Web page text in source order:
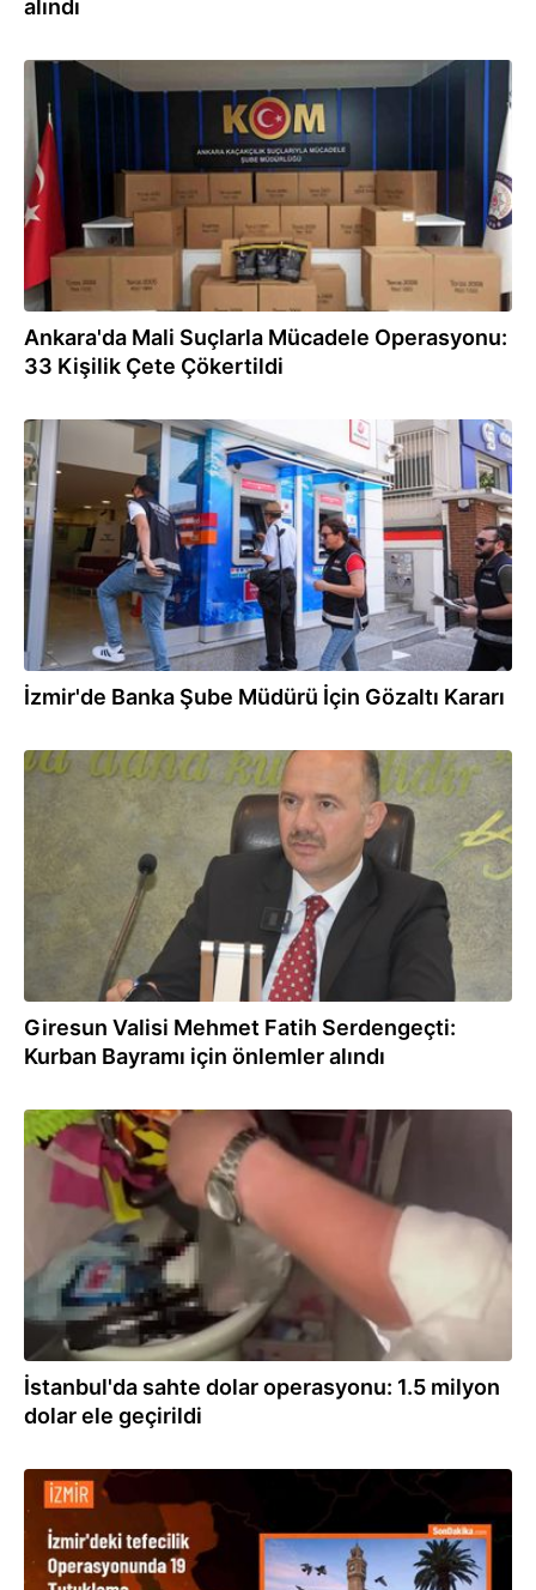
alındı
16.07.2024
Ankara'da Mali Suçlarla Mücadele Operasyonu:
33 Kişilik Çete Çökertildi
İzmir'de Banka Şube Müdürü İçin Gözaltı Kararı
12.06.2024
Giresun Valisi Mehmet Fatih Serdengeçti:
Kurban Bayramı için önlemler alındı
28.05.2024
İstanbul'da sahte dolar operasyonu: 1.5 milyon
dolar ele geçirildi
25.05.2024